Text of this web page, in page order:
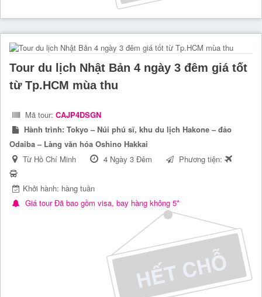
Tour du lịch Nhật Bản 4 ngày 3 đêm giá tốt
từ Tp.HCM mùa thu
Mã tour: CAJP4DSGN
Hành trình: Tokyo – Núi phú sĩ, khu du lịch Hakone – đảo
Odaiba – Làng văn hóa Oshino Hakkai
Từ Hồ Chí Minh
4 Ngày 3 Đêm Phương tiện:
Khởi hành: hàng tuần
Giá tour Đã bao gồm visa, bay hàng không 5*